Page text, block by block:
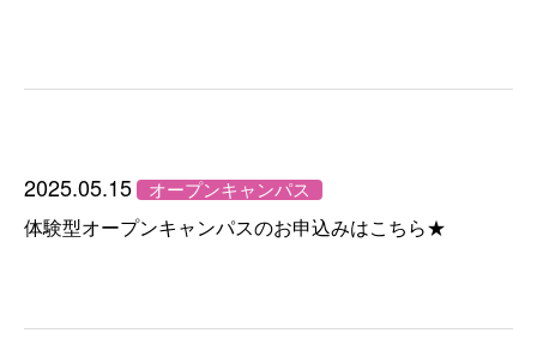
2025.05.15
オープンキャンパス
体験型オープンキャンパスのお申込みはこちら★